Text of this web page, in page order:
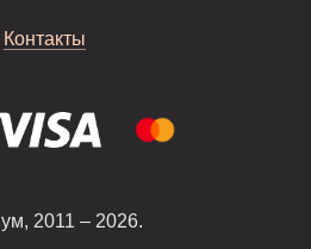
Контакты
2011 – 2026.